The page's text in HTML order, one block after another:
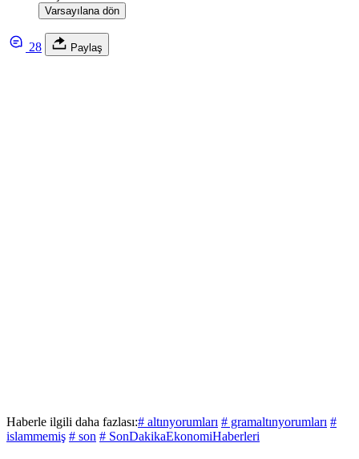
Varsayılana dön
28 Paylaş
Haberle ilgili daha fazlası:# altınyorumları # gramaltınyorumları #
islammemiş # son # SonDakikaEkonomiHaberleri